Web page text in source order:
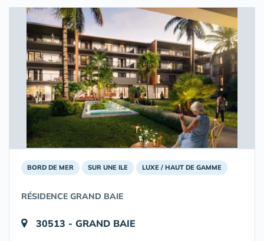
BORD DE MER SUR UNE ILE LUXE / HAUT DE GAMME
RÉSIDENCE GRAND BAIE
30513 - GRAND BAIE